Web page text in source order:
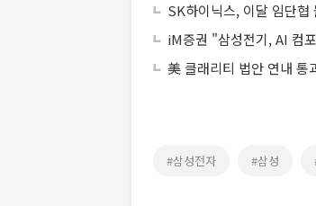
SK하이닉스, 이달 임단
iM증권 "삼성전기, AI 컴
美 클래리티 법안 연내
#삼성전자 #삼성